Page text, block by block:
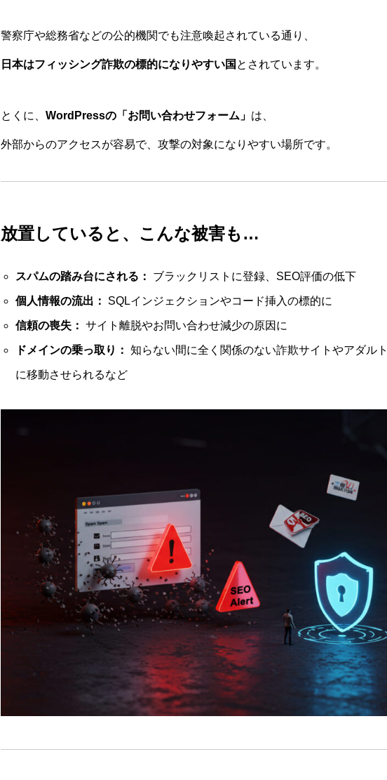
警察庁や総務省などの公的機関でも注意喚起されている通り、
日本はフィッシング詐欺の標的になりやすい国 とされています。
とくに、 WordPressの「お問い合わせフォーム」 は、
外部からのアクセスが容易で、攻撃の対象になりやすい場所です。
放置していると、こんな被害も…
スパムの踏み台にされる： ブラックリストに登録、SEO評価の低下
個人情報の流出： SQLインジェクションやコード挿入の標的に
信頼の喪失： サイト離脱やお問い合わせ減少の原因に
ドメインの乗っ取り： 知らない間に全く関係のない詐欺サイトやアダル
に移動させられるなど